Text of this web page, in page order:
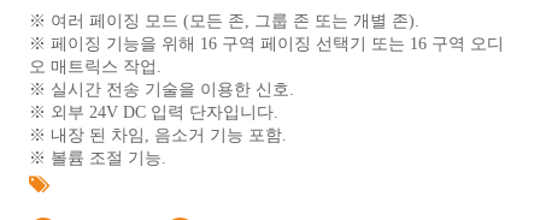
※ 여러 페이징 모드 (모든 존, 그룹 존 또는 개별 존).
※ 페이징 기능을 위해 16 구역 페이징 선택기 또는 16 구역 오디
오 매트릭스 작업.
※ 실시간 전송 기술을 이용한 신호.
※ 외부 24V DC 입력 단자입니다.
※ 내장 된 차임, 음소거 기능 포함.
※ 볼륨 조절 기능.